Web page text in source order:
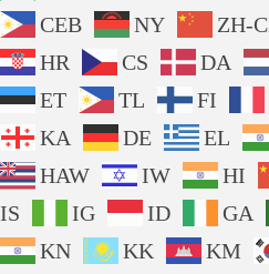
CEB
NY ZH-
HR
CS DA
ET
TL FI
KA
DE EL
HAW
IW HI
IS
IG ID GA
KN
KK KM